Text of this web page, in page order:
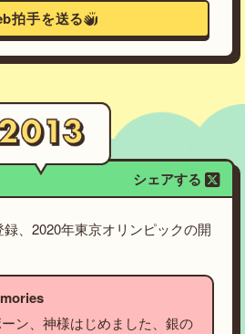
拍手を送る
シェアする
、2020年東京オリンピックの開
ン、神様はじめました、銀の